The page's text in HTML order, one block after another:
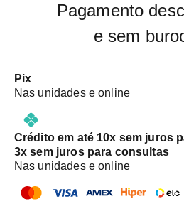
Pagamento
e sem
Pix
Nas unidades e online
Crédito em até 10x sem juros
3x sem juros para consultas
Nas unidades e online